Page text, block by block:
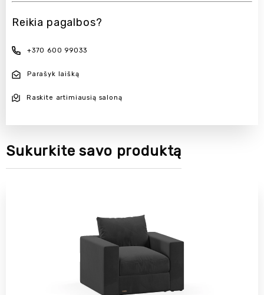
Reikia pagalbos?
+370 600 99033
Parašyk laišką
Raskite artimiausią saloną
Sukurkite savo produktą